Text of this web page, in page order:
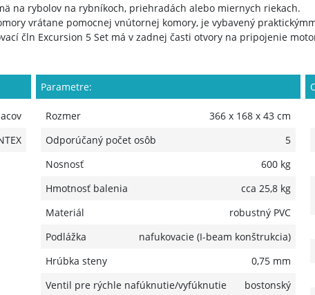
na rybolov na rybníkoch, priehradách alebo miernych riekach.
vrátane pomocnej vnútornej komory, je vybavený
čln Excursion 5 Set má v zadnej časti otvory na pripojenie
Parametre:
Rozmer
366 x 168 x 43 cm
Odporúčaný počet osôb
5
Nosnosť
600 kg
Hmotnosť balenia
cca 25,8 kg
Materiál
robustný PVC
Podlážka
nafukovacie (I-beam konštrukcia)
Hrúbka steny
0,75 mm
Ventil pre rýchle nafúknutie/vyfúknutie
bostonský